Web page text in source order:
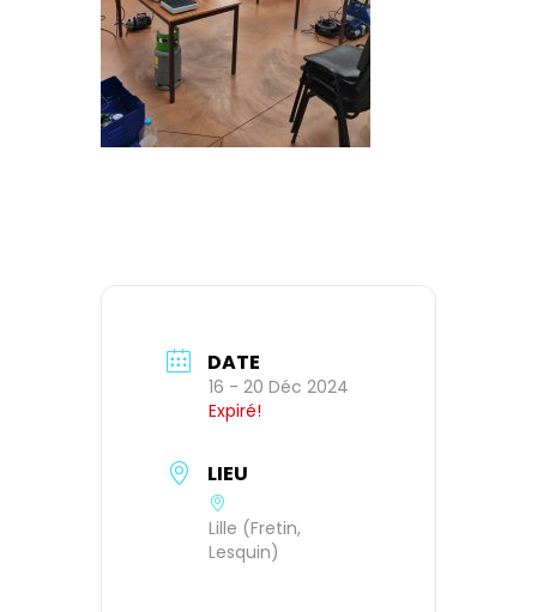
DATE
16 - 20 Déc 2024
Expiré!
LIEU
Lille (Fretin,
Lesquin)